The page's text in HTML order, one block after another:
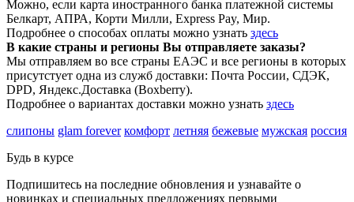
Можно, если карта иностранного банка платежной системы
Белкарт, АПРА, Корти Милли, Express Pay, Мир.
Подробнее о способах оплаты можно узнать здесь
В какие страны и регионы Вы отправляете заказы?
Мы отправляем во все страны ЕАЭС и все регионы в которых
присутстует одна из служб доставки: Почта России, СДЭК,
DPD, Яндекс.Доставка (Boxberry).
Подробнее о вариантах доставки можно узнать здесь
слипоны glam forever комфорт летняя бежевые мужская россия
Будь в курсе
Подпишитесь на последние обновления и узнавайте о
новинках и специальных предложениях первыми